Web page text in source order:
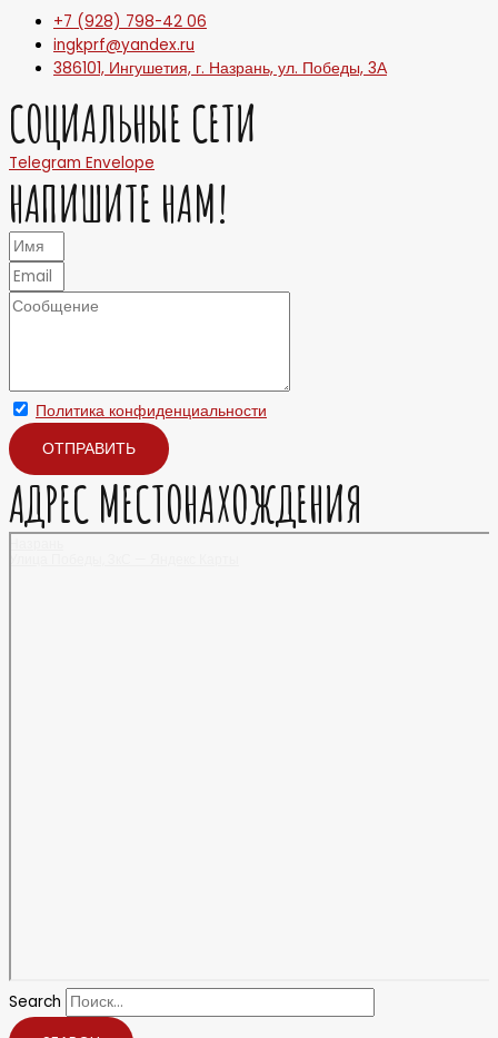
+7 (928) 798-42 06
ingkprf@yandex.ru
386101, Ингушетия, г. Назрань, ул. Победы, 3А
СОЦИАЛЬНЫЕ СЕТИ
Telegram Envelope
НАПИШИТЕ НАМ!
Политика конфиденциальности
ОТПРАВИТЬ
АДРЕС МЕСТОНАХОЖДЕНИЯ
Search